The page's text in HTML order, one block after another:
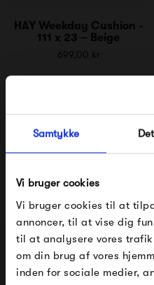
Samtykke
Vi bruger cookies
Vi bruger cookies til at
annoncer, til at vise dig
til at analysere vores
om din brug af vores
inden for sociale medier,
HAY Weekday Cushion -
111 x 23 – Beige
699,00 kr
HAY Weekday Bench Duo
111 x 23
1 799,00 kr
FÅ 10% PÅ